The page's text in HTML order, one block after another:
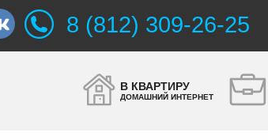
8 (812) 309-26-25
В КВАРТИРУ
ДОМАШНИЙ ИНТЕРНЕТ